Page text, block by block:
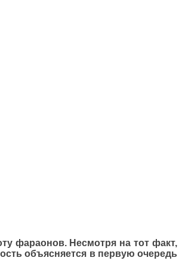
фараонов. Несмотря на тот факт,
объясняется в первую очередь